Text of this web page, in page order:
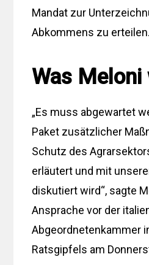
Mandat zur
Abkommens zu erteilen.
Was Meloni
„Es muss abgewartet
Paket zusätzlicher
Schutz des
erläutert und mit
diskutiert wird“, sagte
Ansprache vor der
Abgeordnetenkammer
Ratsgipfels am